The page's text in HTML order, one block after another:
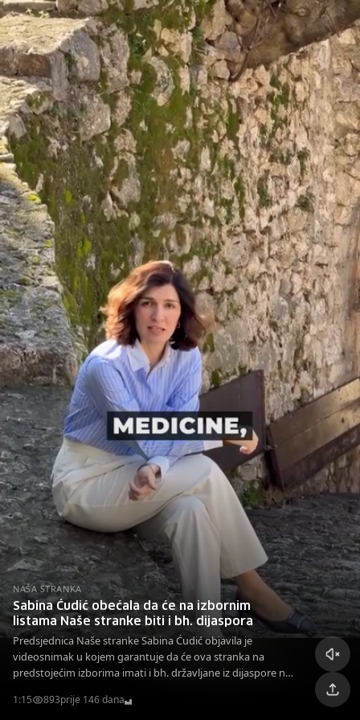
NAŠA STRANKA
Sabina Ćudić obećala da će na izbornim
listama Naše stranke biti i bh. dijaspora
Predsjednica Naše stranke Sabina Ćudić objavila je
videosnimak u kojem garantuje da će ova stranka na
predstojećim izborima imati i bh. državljane iz dijaspore na
1:15 893prije 146 dana